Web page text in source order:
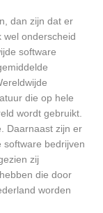
dan zijn dat er
wel onderscheid
software
die op hele
wordt gebruikt.
Daarnaast zijn er
software bedrijven
zij
die door
worden